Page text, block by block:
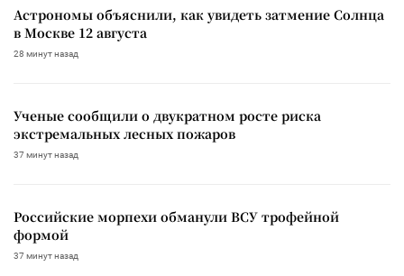
Астрономы объяснили, как увидеть затмение Солнца
в Москве 12 августа
28 минут назад
Ученые сообщили о двукратном росте риска
экстремальных лесных пожаров
37 минут назад
Российские морпехи обманули ВСУ трофейной
формой
37 минут назад